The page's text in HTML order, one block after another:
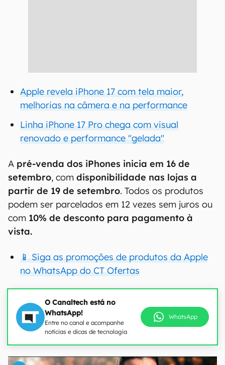
Apple revela iPhone 17 com tela maior,
melhorias na câmera e na performance
Linha iPhone 17 Pro chega com visual
renovado e performance "gelada"
A pré-venda dos iPhones inicia em 16 de
setembro, com disponibilidade nas lojas a
partir de 19 de setembro. Todos os produtos
podem ser parcelados em 12 vezes sem juros ou
com 10% de desconto para pagamento à
vista.
📱 Siga as promoções de produtos da Apple
no WhatsApp do CT Ofertas
O Canaltech está no
WhatsApp!
Entre no canal e acompanhe
notícias e dicas de tecnologia
WhatsApp